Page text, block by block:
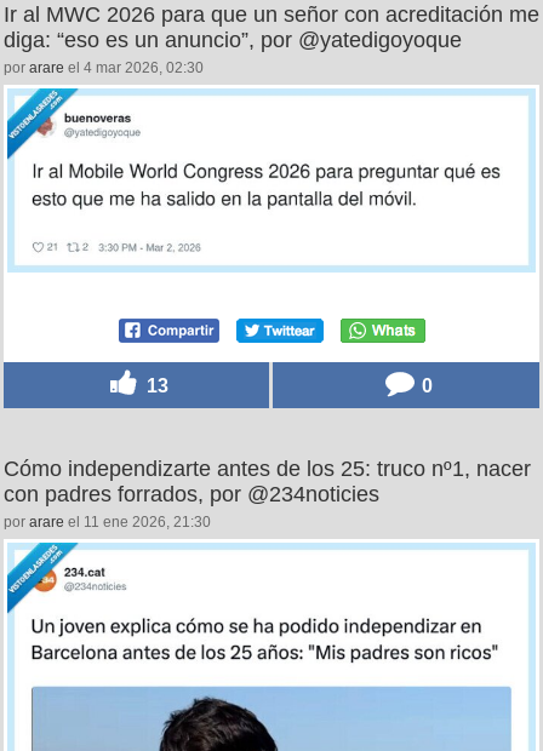
Ir al MWC 2026 para que un señor con acreditación me
diga: “eso es un anuncio”, por @yatedigoyoque
por arare el 4 mar 2026, 02:30
13 0
Cómo independizarte antes de los 25: truco nº1, nacer
con padres forrados, por @234noticies
por arare el 11 ene 2026, 21:30